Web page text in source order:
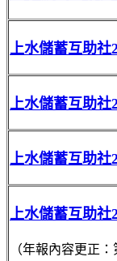
上水儲蓄互助社
上水儲蓄互助社
上水儲蓄互助社
上水儲蓄互助社
（年報內容更正